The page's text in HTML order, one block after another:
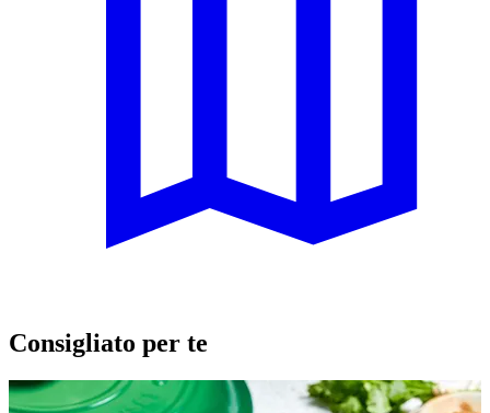
Consigliato per te